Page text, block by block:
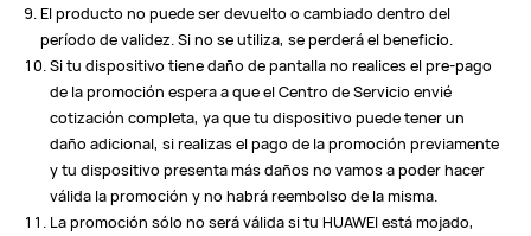
El producto no puede ser devuelto o cambiado dentro del
período de validez. Si no se utiliza, se perderá el beneficio.
Si tu dispositivo tiene daño de pantalla no realices el pre-pago
de la promoción espera a que el Centro de Servicio envié
cotización completa, ya que tu dispositivo puede tener un
daño adicional, si realizas el pago de la promoción previamente
y tu dispositivo presenta más daños no vamos a poder hacer
válida la promoción y no habrá reembolso de la misma.
La promoción sólo no será válida si tu HUAWEI está mojado,